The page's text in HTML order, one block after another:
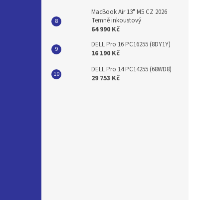
MacBook Air 13" M5 CZ 2026
Temně inkoustový
64 990 Kč
DELL Pro 16 PC16255 (8DY1Y)
16 190 Kč
DELL Pro 14 PC14255 (68WD8)
29 753 Kč